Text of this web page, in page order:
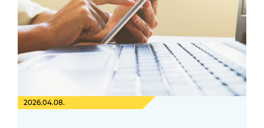
2026.04.08.